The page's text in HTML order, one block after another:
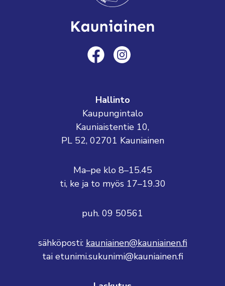
Hallinto
Kaupungintalo
Kauniaistentie 10,
PL 52, 02701 Kauniainen
Ma–pe klo 8–15.45
ti, ke ja to myös 17–19.30
puh. 09 50561
sähköposti: kauniainen@kauniainen.fi
tai etunimi.sukunimi@kauniainen.fi